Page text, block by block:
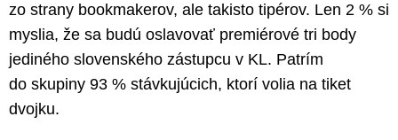
zo strany bookmakerov, ale takisto tipérov. Len 2 % si
myslia, že sa budú oslavovať premiérové tri body
jediného slovenského zástupcu v KL. Patrím
do skupiny 93 % stávkujúcich, ktorí volia na tiket
dvojku.